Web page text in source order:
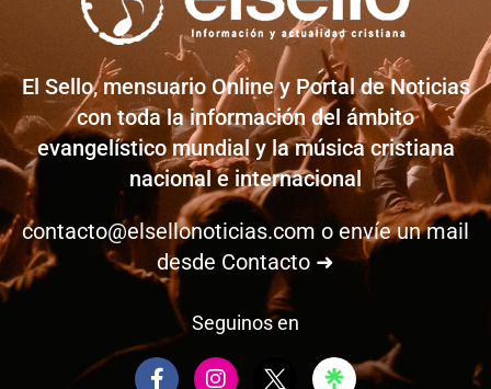
El Sello, mensuario Online y Portal de Noticias
con toda la información del ámbito
evangelístico mundial y la música cristiana
nacional e internacional
contacto@elsellonoticias.com o envíe un mail
desde Contacto ➜
Seguinos en
F
I